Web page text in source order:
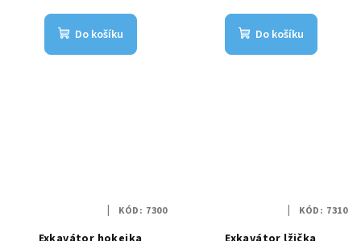
Do košíku Do košíku
KÓD: 7300 KÓD: 7310